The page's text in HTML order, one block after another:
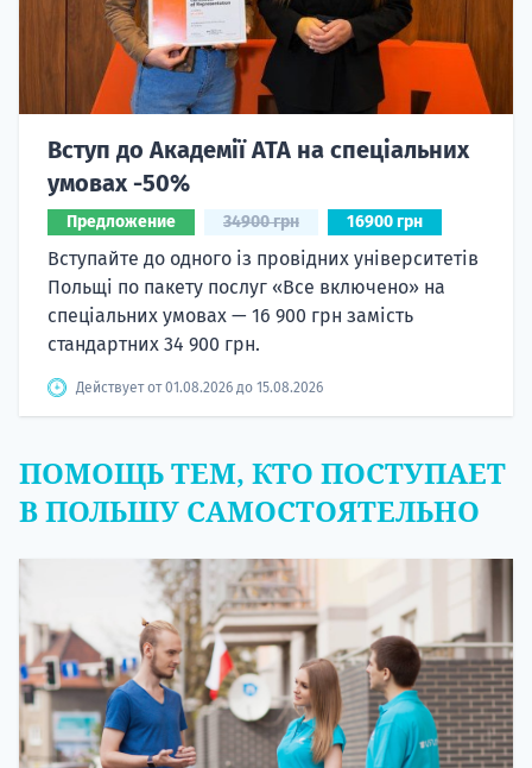
Вступ до Академії ATA на спеціальних
умовах -50%
Предложение 34900 грн 16900 грн
Вступайте до одного із провідних університетів
Польщі по пакету послуг «Все включено» на
спеціальних умовах — 16 900 грн замість
стандартних 34 900 грн.
Действует от 01.08.2026 до 15.08.2026
ПОМОЩЬ ТЕМ, КТО ПОСТУПАЕТ
В ПОЛЬШУ САМОСТОЯТЕЛЬНО